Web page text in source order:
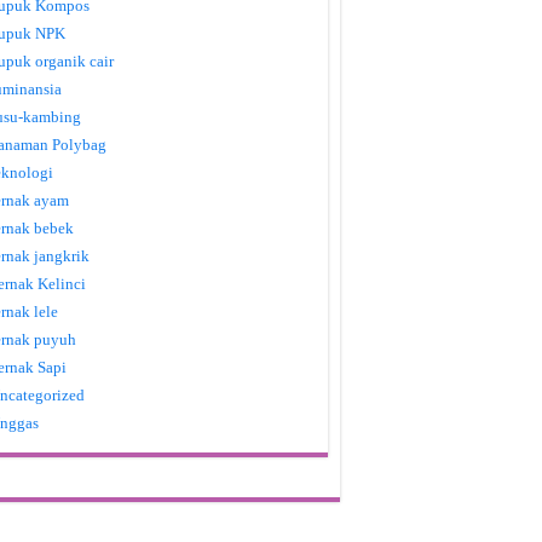
Kompos
NPK
organik cair
kambing
Polybag
ayam
bebek
jangkrik
Kelinci
lele
puyuh
Sapi